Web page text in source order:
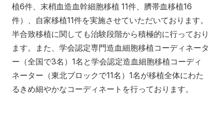
植6件、末梢血造血幹細胞移植 11件、臍帯血移植16
件）、自家移植11件を実施させていただいております。
半合致移植に関しても治験段階から積極的に行っており
ます。また、学会認定専門造血細胞移植コーディネータ
ー（全国で3名）1名と学会認定造血細胞移植コーディ
ネーター（東北ブロックで11名）1名が移植全体にわた
るきめ細やかなコーディネートを行っております。